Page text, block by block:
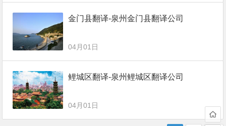
金门县翻译-泉州金门县翻译公司
04月01日
鲤城区翻译-泉州鲤城区翻译公司
04月01日